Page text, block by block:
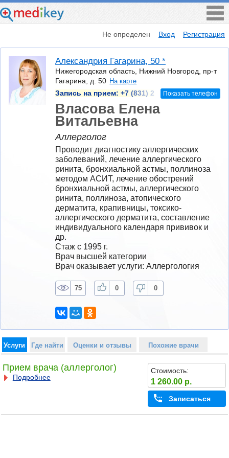
Не определен Вход Регистрация
Александрия Гагарина, 50 *
Нижегородская область, Нижний Новгород, пр-т
Гагарина, д. 50 На карте
Запись на прием: +7 (831) 2 Показать телефон
Власова Елена
Витальевна
Аллерголог
Проводит диагностику аллергических
заболеваний, лечение аллергического
ринита, бронхиальной астмы, поллиноза
методом АСИТ, лечение обострений
бронхиальной астмы, аллергического
ринита, поллиноза, атопического
дерматита, крапивницы, токсико-
аллергического дерматита, составление
индивидуального календаря прививок и
др.
Стаж с 1995 г.
Врач высшей категории
Врач оказывает услуги: Аллергология
75 0 0
Услуги Где найти Оценки и отзывы Похожие врачи
Прием врача (аллерголог)
Подробнее
Стоимость:
1 260.00 р.
Записаться